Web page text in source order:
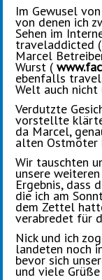
Im Gewusel
von denen ich
Sehen im
traveladdicted (
Marcel
Wurst (
ebenfalls
Welt auch nicht
Verdutzte
vorstellte
da Marcel,
alten Ostmöter
Wir tauschten
unsere
Ergebnis, dass
die ich am
dem Zettel
verabredet für
Nick und ich
landeten noch
bevor sich
und viele